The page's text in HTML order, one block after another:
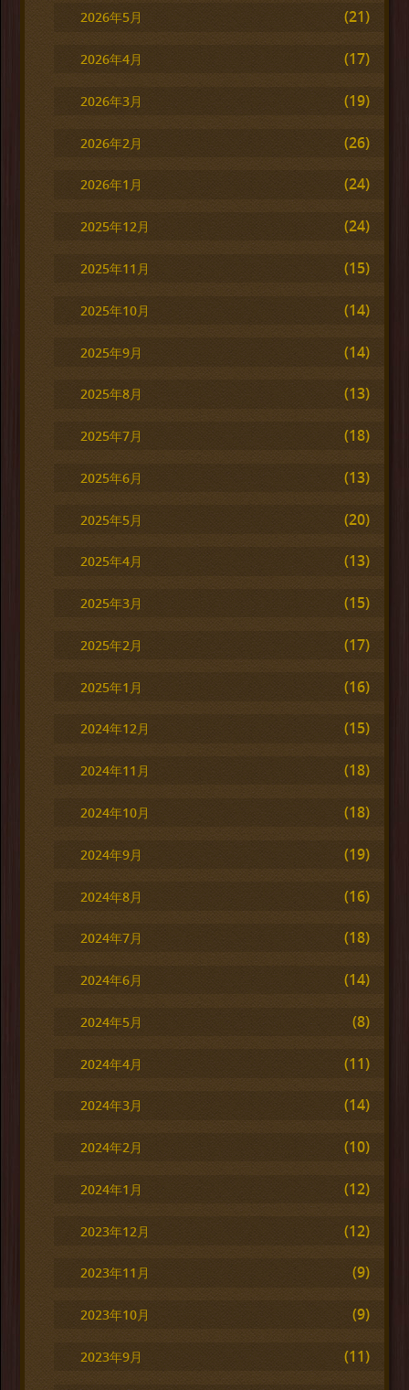
2026年5月 (21)
2026年4月 (17)
2026年3月 (19)
2026年2月 (26)
2026年1月 (24)
2025年12月 (24)
2025年11月 (15)
2025年10月 (14)
2025年9月 (14)
2025年8月 (13)
2025年7月 (18)
2025年6月 (13)
2025年5月 (20)
2025年4月 (13)
2025年3月 (15)
2025年2月 (17)
2025年1月 (16)
2024年12月 (15)
2024年11月 (18)
2024年10月 (18)
2024年9月 (19)
2024年8月 (16)
2024年7月 (18)
2024年6月 (14)
2024年5月 (8)
2024年4月 (11)
2024年3月 (14)
2024年2月 (10)
2024年1月 (12)
2023年12月 (12)
2023年11月 (9)
2023年10月 (9)
2023年9月 (11)